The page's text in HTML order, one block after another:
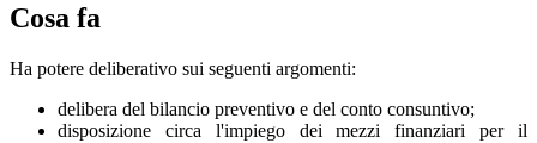
Cosa fa
Ha potere deliberativo sui seguenti argomenti:
delibera del bilancio preventivo e del conto consuntivo;
disposizione circa l'impiego dei mezzi finanziari per il